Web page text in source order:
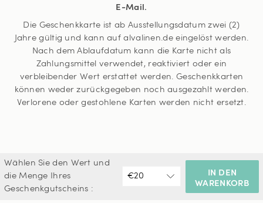
E-Mail.
Die Geschenkkarte ist ab Ausstellungsdatum zwei (2)
Jahre gültig und kann auf alvalinen.de eingelöst werden.
Nach dem Ablaufdatum kann die Karte nicht als
Zahlungsmittel verwendet, reaktiviert oder ein
verbleibender Wert erstattet werden. Geschenkkarten
können weder zurückgegeben noch ausgezahlt werden.
Verlorene oder gestohlene Karten werden nicht ersetzt.
Wählen Sie den Wert und
die Menge Ihres
Geschenkgutscheins :
IN DEN
WARENKORB